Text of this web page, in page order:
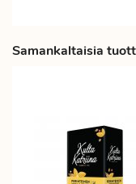
Samankaltaisia